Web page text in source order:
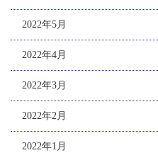
2022年5月
2022年4月
2022年3月
2022年2月
2022年1月